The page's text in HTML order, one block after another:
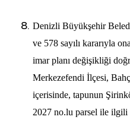
Denizli Büyükşehir
ve 578 sayılı kararıyla
imar planı değişikliği
Merkezefendi İlçesi,
içerisinde, tapunun
2027 no.lu parsel ile ilgili